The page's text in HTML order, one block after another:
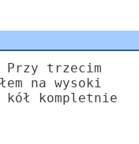
komentarz
komentarz
komentarz
Przy trzecim
na wysoki
kompletnie